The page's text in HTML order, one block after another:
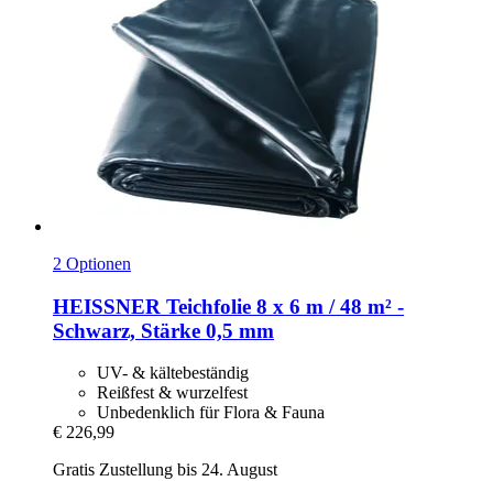
2 Optionen
HEISSNER Teichfolie 8 x 6 m / 48 m² -​
Schwarz, Stärke 0,5 mm
UV- & kältebeständig
Reißfest & wurzelfest
Unbedenklich für Flora & Fauna
€ 226,99
Gratis Zustellung bis 24. August